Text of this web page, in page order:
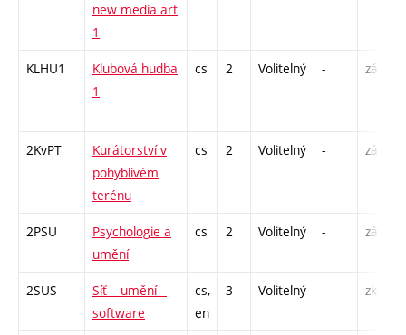
new media art
1
KLHU1
Klubová hudba
1
cs 2 Volitelný - zá
2KvPT
Kurátorství v
pohyblivém
terénu
cs 2 Volitelný - zá
2PSU
Psychologie a
umění
cs 2 Volitelný - zá
2SUS
Síť – umění –
software
cs,
en
3 Volitelný - zk